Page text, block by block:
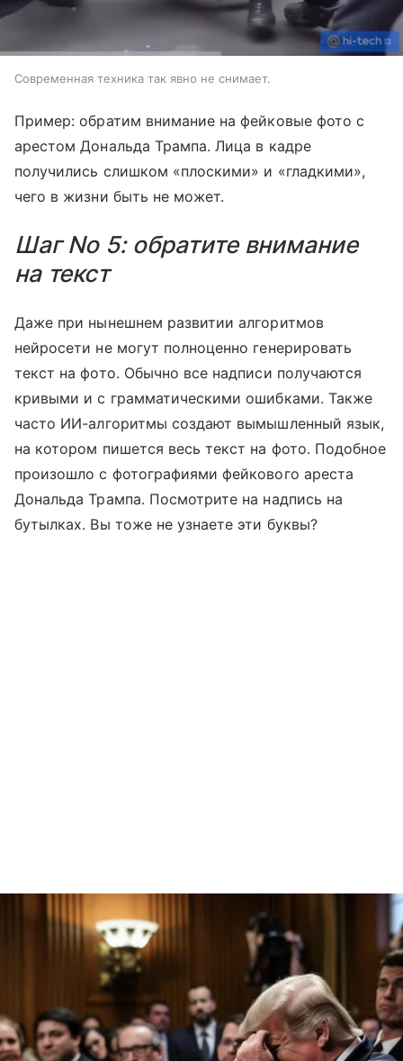
Современная техника так явно не снимает.
Пример: обратим внимание на фейковые фото с
арестом Дональда Трампа. Лица в кадре
получились слишком «плоскими» и «гладкими»,
чего в жизни быть не может.
Шаг No 5: обратите внимание
на текст
Даже при нынешнем развитии алгоритмов
нейросети не могут полноценно генерировать
текст на фото. Обычно все надписи получаются
кривыми и с грамматическими ошибками. Также
часто ИИ-алгоритмы создают вымышленный язык,
на котором пишется весь текст на фото. Подобное
произошло с фотографиями фейкового ареста
Дональда Трампа. Посмотрите на надпись на
бутылках. Вы тоже не узнаете эти буквы?